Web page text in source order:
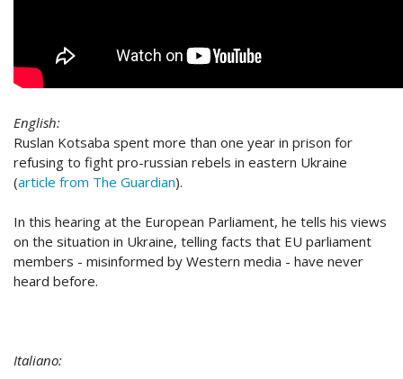
English:
Ruslan Kotsaba spent more than one year in prison for
refusing to fight pro-russian rebels in eastern Ukraine
(article from The Guardian).
In this hearing at the European Parliament, he tells his views
on the situation in Ukraine, telling facts that EU parliament
members - misinformed by Western media - have never
heard before.
Italiano: